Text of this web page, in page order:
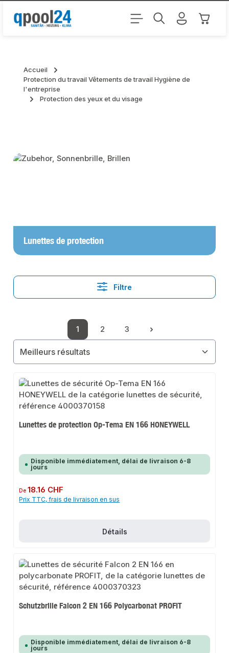
Passer au contenu principal Le
Accueil
Protection du travail Vêtements de travail Hygiène de
l'entreprise
Protection des yeux et du visage
Skip category gallery
Lunettes de protection
Filtre
Page
1
Page
2
Page
3
Lunettes de protection Op-Tema EN 166 HONEYWELL
Disponible immédiatement, délai de livraison 6-8
jours
Prix régulier :
De18.16 CHF
Prix TTC, frais de livraison en sus
Détails
Schutzbrille Falcon 2 EN 166 Polycarbonat PROFIT
Disponible immédiatement, délai de livraison 6-8
jours